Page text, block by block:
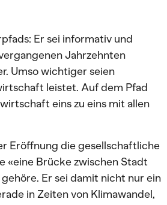
Er sei informativ und
Jahrzehnten
Umso wichtiger seien
leistet. Auf dem Pfad
eins zu eins mit allen
Eröffnung die gesellschaftliche
«eine Brücke zwischen Stadt
Er sei damit nicht nur ein
in Zeiten von Klimawandel,